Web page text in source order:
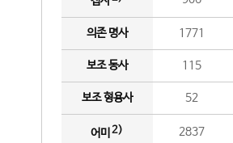
의존 명사 1771
보조 동사 115
보조 형용사 52
어미 2) 2837